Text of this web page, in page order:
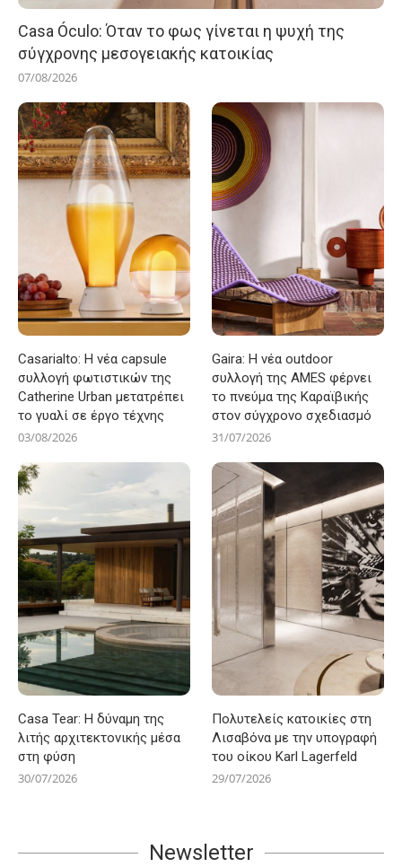
Casa Óculo: Όταν το φως γίνεται η ψυχή της
σύγχρονης μεσογειακής κατοικίας
07/08/2026
Casarialto: Η νέα capsule
συλλογή φωτιστικών της
Catherine Urban μετατρέπει
το γυαλί σε έργο τέχνης
03/08/2026
Gaira: Η νέα outdoor
συλλογή της AMES φέρνει
το πνεύμα της Καραϊβικής
στον σύγχρονο σχεδιασμό
31/07/2026
Casa Tear: Η δύναμη της
λιτής αρχιτεκτονικής μέσα
στη φύση
30/07/2026
Πολυτελείς κατοικίες στη
Λισαβόνα με την υπογραφή
του οίκου Karl Lagerfeld
29/07/2026
Newsletter